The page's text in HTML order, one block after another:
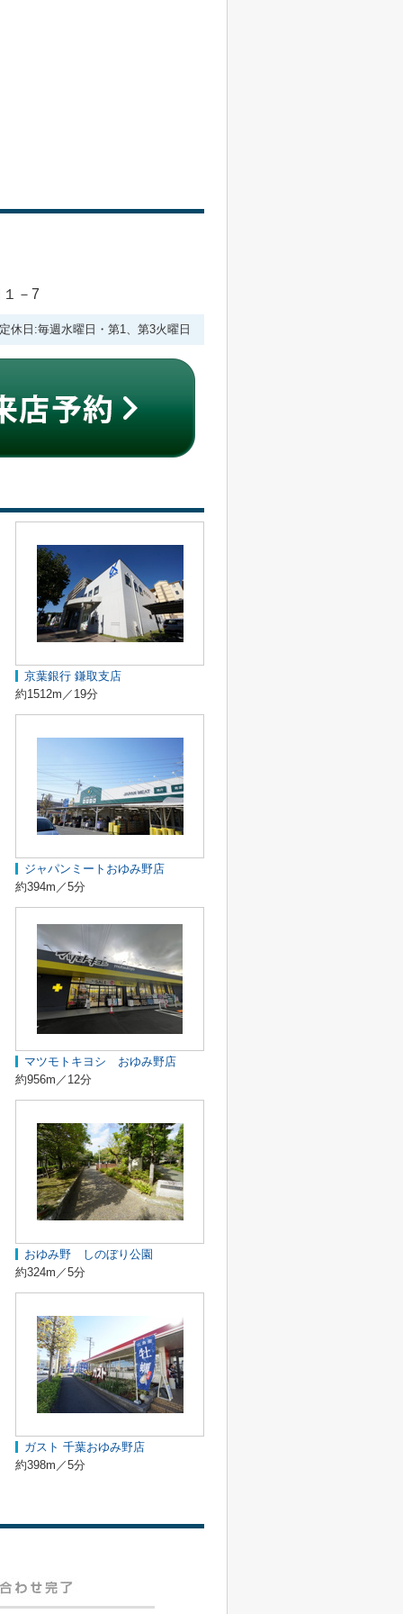
－7
休日:毎週水曜日・第1、第3火曜日
京葉銀行 鎌取支店
約1512m／19分
ジャパンミートおゆみ野店
約394m／5分
マツモトキヨシ おゆみ野店
約956m／12分
おゆみ野 しのぼり公園
約324m／5分
ガスト 千葉おゆみ野店
約398m／5分